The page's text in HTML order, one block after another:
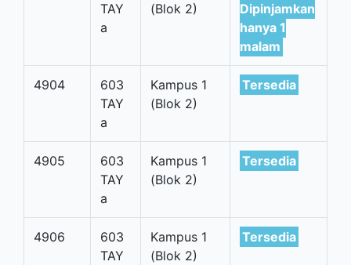
TAY
a
(Blok 2)
Dipinjamkan
hanya 1
malam
4904
603
TAY
a
Kampus 1
(Blok 2)
Tersedia
4905
603
TAY
a
Kampus 1
(Blok 2)
Tersedia
4906
603
TAY
Kampus 1
(Blok 2)
Tersedia